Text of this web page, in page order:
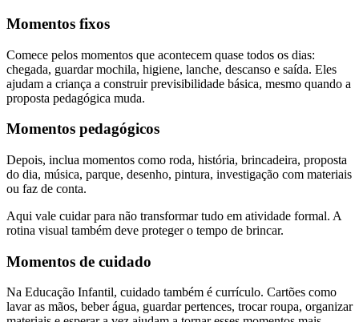
Momentos fixos
Comece pelos momentos que acontecem quase todos os dias:
chegada, guardar mochila, higiene, lanche, descanso e saída. Eles
ajudam a criança a construir previsibilidade básica, mesmo quando a
proposta pedagógica muda.
Momentos pedagógicos
Depois, inclua momentos como roda, história, brincadeira, proposta
do dia, música, parque, desenho, pintura, investigação com materiais
ou faz de conta.
Aqui vale cuidar para não transformar tudo em atividade formal. A
rotina visual também deve proteger o tempo de brincar.
Momentos de cuidado
Na Educação Infantil, cuidado também é currículo. Cartões como
lavar as mãos, beber água, guardar pertences, trocar roupa, organizar